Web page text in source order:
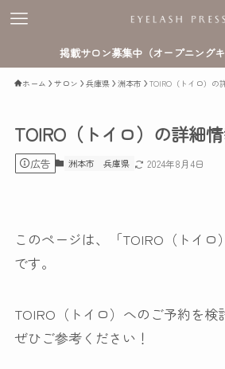
掲載サロン募集中（オープニングキ
ホーム サロン 兵庫県 洲本市 TOIRO（トイロ）の
TOIRO（トイロ）の詳細
広告 洲本市 兵庫県 2024年8月4日
このページは、「TOIRO（トイロ
です。
TOIRO（トイロ）へのご予約を検
ぜひご参考ください！